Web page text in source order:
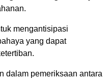
mengantisipasi
yang dapat
dalam pemeriksaan antara